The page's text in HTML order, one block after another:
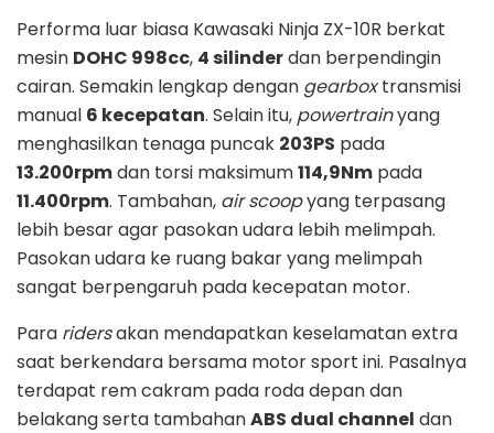
Performa luar biasa Kawasaki Ninja ZX-10R berkat
mesin DOHC 998cc, 4 silinderdan berpendingin
cairan. Semakin lengkap dengan gearboxtransmisi
manual 6 kecepatan. Selain itu, powertrainyang
menghasilkan tenaga puncak 203PS pada
13.200rpmdan torsi maksimum114,9Nm pada
11.400rpm. Tambahan, air scoopyang terpasang
lebih besar agar pasokan udara lebih melimpah.
Pasokan udara ke ruang bakar yang melimpah
sangat berpengaruh pada kecepatan motor.
Para ridersakan mendapatkan keselamatan extra
saat berkendara bersama motor sport ini. Pasalnya
terdapat rem cakram pada roda depan dan
belakang serta tambahanABS dual channel dan